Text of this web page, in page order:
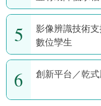
5
影像辨識技術
數位孿生
6 創新平台／乾